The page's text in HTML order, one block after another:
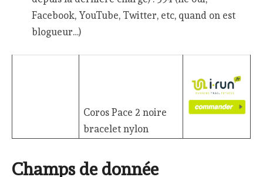
Facebook, YouTube, Twitter, etc, quand on est
blogueur…)
Coros Pace 2 noire bracelet
Champs de donnée